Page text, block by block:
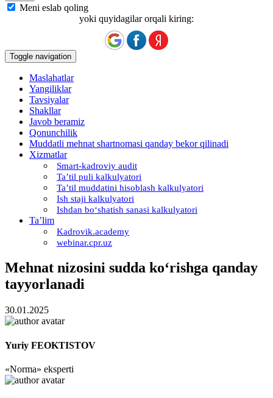
Meni eslab qoling
yoki quyidagilar orqali kiring:
Toggle navigation
Maslahatlar
Yangiliklar
Tavsiyalar
Shakllar
Javob beramiz
Qonunchilik
Muddatli mehnat shartnomasi qanday bekor qilinadi
Xizmatlar
Smart-kadroviy audit
Ta’til puli kalkulyatori
Ta’til muddatini hisoblash kalkulyatori
Ish staji kalkulyatori
Ishdan boʻshatish sanasi kalkulyatori
Ta’lim
Kadrovik.academy
webinar.cpr.uz
Mehnat nizosini sudda koʻrishga qanday
tayyorlanadi
30.01.2025
Yuriy FEOKTISTOV
«Norma» eksperti